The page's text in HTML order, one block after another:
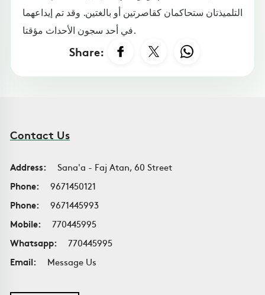
التلميذتان ستحاكمان كقاصرتين أو بالغتين. وقد تم إيداعهما
في أحد سجون الأحداث مؤقتا.
Share:
Contact Us
Address:
Sana'a - Faj Atan, 60 Street
Phone:
9671450121
Phone:
9671445993
Mobile:
770445995
Whatsapp:
770445995
Email:
Message Us